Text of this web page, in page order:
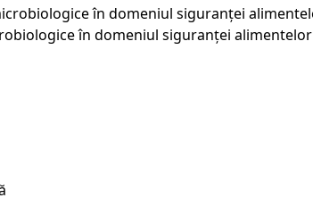
în domeniul siguranței alimentelor